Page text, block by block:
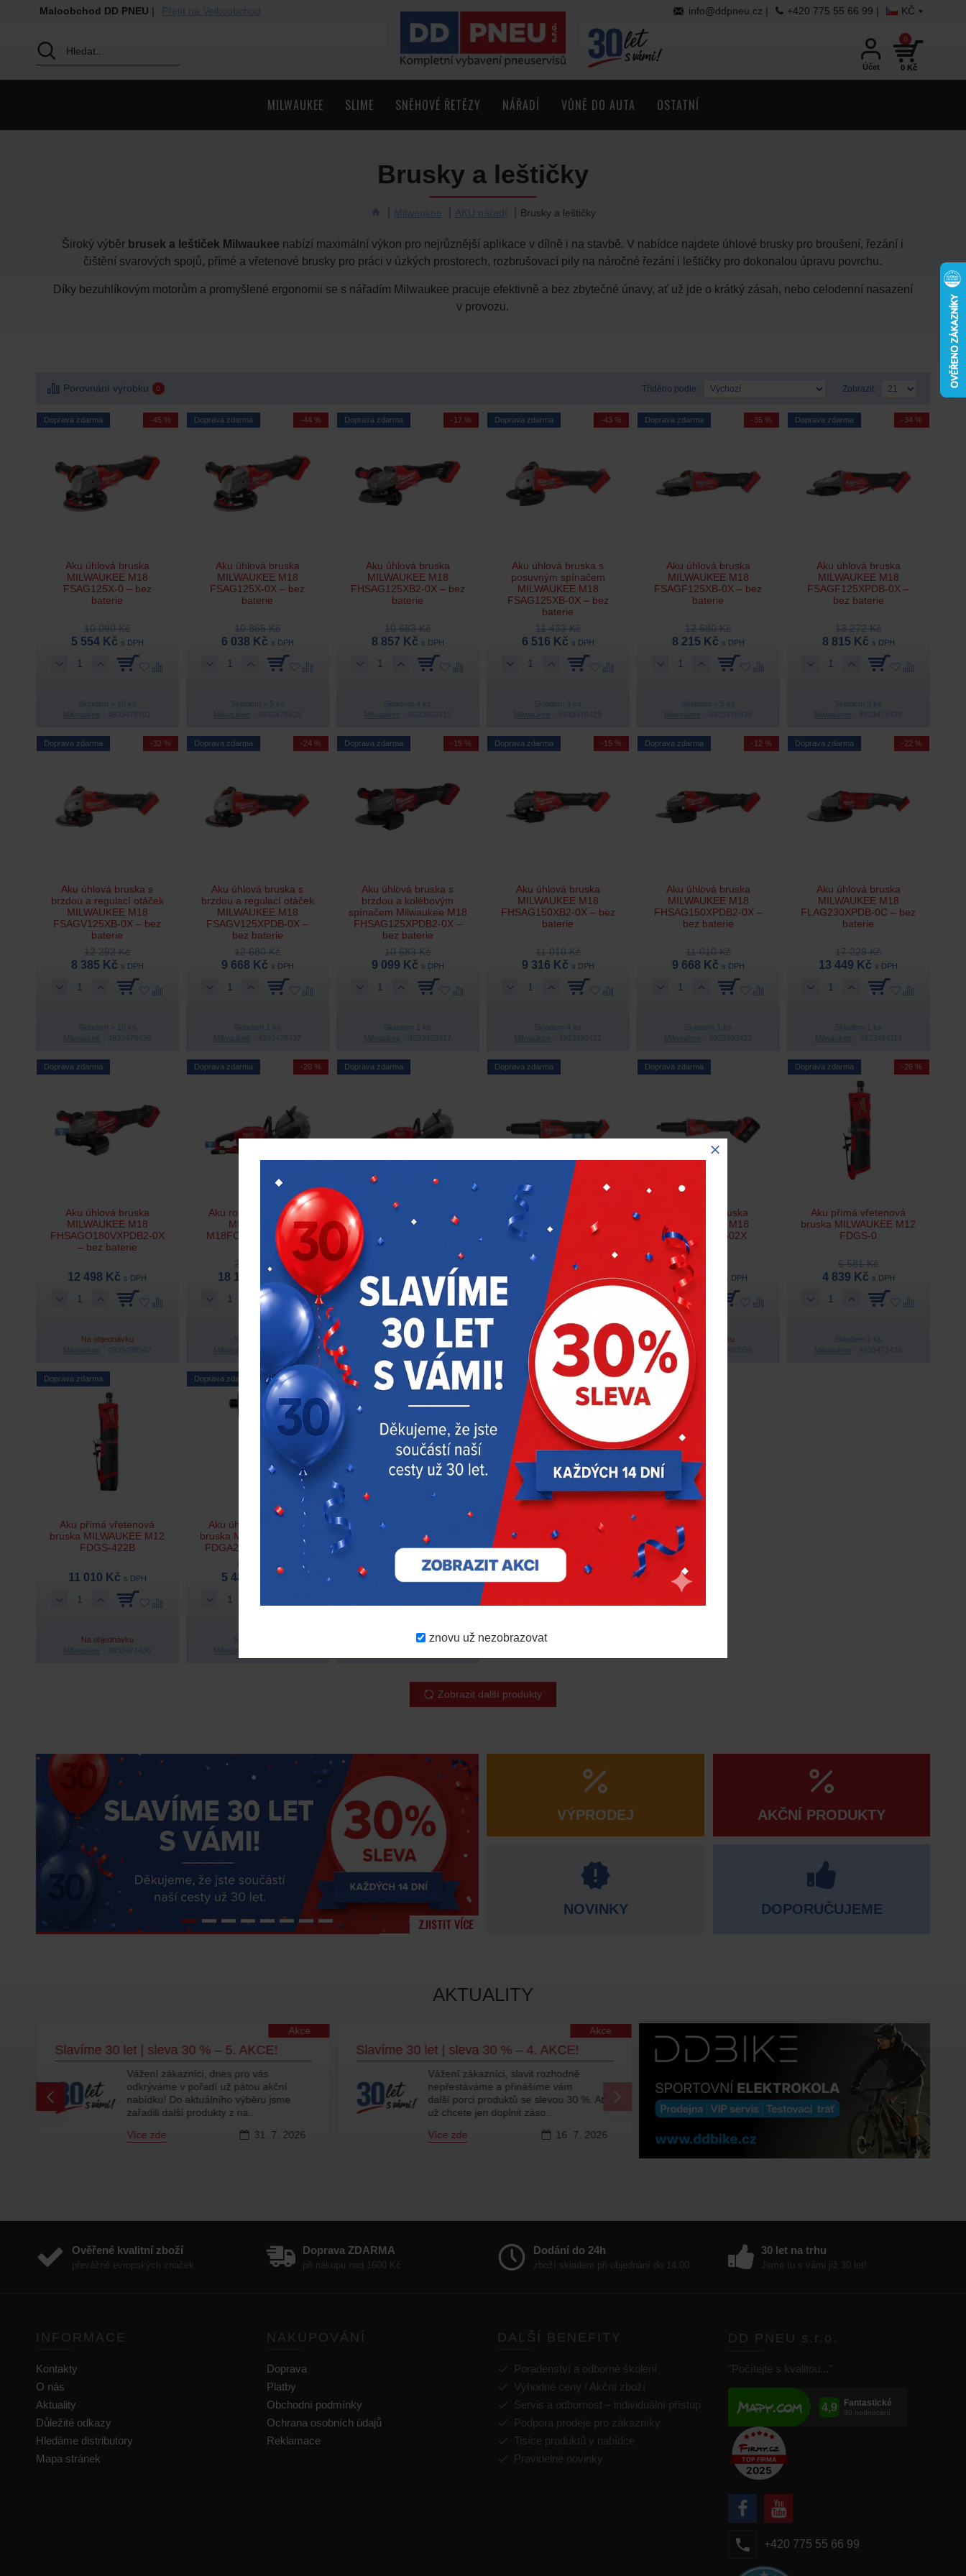
znovu už nezobrazovat
Maloobchod DD PNEU | Přejít na Velkoobchod KČ
info@ddpneu.cz | +420 775 55 66 99 |
Účet 0 Kč
0
MILWAUKEE SLIME SNĚHOVÉ ŘETĚZY NÁŘADÍ VŮNĚ DO AUTA OSTATNÍ
Milwaukee AKU nářadí Brusky a leštičky
Brusky a leštičky
Široký výběr brusek a leštiček Milwaukee nabízí maximální výkon pro nejrůznější aplikace v dílně i na stavbě. V nabídce najdete úhlové brusky pro broušení, řezání i
čištění svarových spojů, přímé a vřetenové brusky pro práci v úzkých prostorech, rozbrušovací pily na náročné řezání i leštičky pro dokonalou úpravu povrchu.
Díky bezuhlíkovým motorům a promyšlené ergonomii se s nářadím Milwaukee pracuje efektivně a bez zbytečné únavy, ať už jde o krátký zásah, nebo celodenní nasazení
v provozu.
Porovnání výrobku 0 Tříděno podle: Zobrazit:
Doprava zdarma -45 %
Aku úhlová bruska
MILWAUKEE M18
FSAG125X-0 – bez
baterie
10 090 Kč
5 554 Kč s DPH
Skladem > 10 ks
Doprava zdarma -44 %
Aku úhlová bruska
MILWAUKEE M18
FSAG125X-0X – bez
baterie
10 865 Kč
6 038 Kč s DPH
Skladem > 5 ks
Doprava zdarma -17 %
Aku úhlová bruska
MILWAUKEE M18
FHSAG125XB2-0X – bez
baterie
10 683 Kč
8 857 Kč s DPH
Skladem 4 ks
Doprava zdarma -43 %
Aku úhlová bruska s
posuvným spínačem
MILWAUKEE M18
FSAG125XB-0X – bez
baterie
11 433 Kč
6 516 Kč s DPH
Skladem 3 ks
Doprava zdarma -35 %
Aku úhlová bruska
MILWAUKEE M18
FSAGF125XB-0X – bez
baterie
12 680 Kč
8 215 Kč s DPH
Skladem > 5 ks
Doprava zdarma -34 %
Aku úhlová bruska
MILWAUKEE M18
FSAGF125XPDB-0X –
bez baterie
13 272 Kč
8 815 Kč s DPH
Skladem 2 ks
Doprava zdarma -32 %
Aku úhlová bruska s
brzdou a regulací otáček
MILWAUKEE M18
FSAGV125XB-0X – bez
baterie
12 292 Kč
8 385 Kč s DPH
Skladem > 10 ks
Doprava zdarma -24 %
Aku úhlová bruska s
brzdou a regulací otáček
MILWAUKEE M18
FSAGV125XPDB-0X –
bez baterie
12 680 Kč
9 668 Kč s DPH
Skladem 1 ks
Doprava zdarma -15 %
Aku úhlová bruska s
brzdou a kolébovým
spínačem Milwaukee M18
FHSAG125XPDB2-0X –
bez baterie
10 683 Kč
9 099 Kč s DPH
Skladem 1 ks
Doprava zdarma -15 %
Aku úhlová bruska
MILWAUKEE M18
FHSAG150XB2-0X – bez
baterie
11 010 Kč
9 316 Kč s DPH
Skladem 4 ks
Doprava zdarma -12 %
Aku úhlová bruska
MILWAUKEE M18
FHSAG150XPDB2-0X –
bez baterie
11 010 Kč
9 668 Kč s DPH
Skladem 1 ks
Doprava zdarma -22 %
Aku úhlová bruska
MILWAUKEE M18
FLAG230XPDB-0C – bez
baterie
17 229 Kč
13 449 Kč s DPH
Skladem 1 ks
Doprava zdarma
Aku úhlová bruska
MILWAUKEE M18
FHSAGO180VXPDB2-0X
– bez baterie
12 498 Kč s DPH
Na objednávku
Doprava zdarma -20 %
4933471696
Aku rozbrušovací pila
MILWAUKEE
M18FCOS230-0 – bez
22 589 Kč
18 138 Kč s DPH
Skladem 1 ks
Doprava zdarma
Milwaukee 4933499175
Aku rozbrušovací pila
MILWAUKEE M18
FCOS230-121
30 031 Kč s DPH
Na objednávku
Doprava zdarma
Milwaukee 4933480955
Aku přímá bruska
MILWAUKEE M18
FDGROVB-0X – bez
baterie
11 373 Kč s DPH
Na objednávku
Doprava zdarma
Milwaukee
Aku přímá bruska
MILWAUKEE M18
FDGROVB-502X
20 811 Kč s DPH
Na objednávku
Doprava zdarma -26 %
Aku přímá vřetenová
bruska MILWAUKEE M12
FDGS-0
6 581 Kč
4 839 Kč s DPH
Skladem 1 ks
Doprava zdarma
Aku přímá vřetenová
bruska MILWAUKEE M12
FDGS-422B
11 010 Kč s DPH
Na objednávku
Doprava zdarma -16 %
Aku úhlová vřetenová
bruska MILWAUKEE M12
FDGA2-0 – bez baterie
6 521 Kč
5 487 Kč
Skladem 1 ks
Doprava zdarma
Aku úhlová vřetenová
bruska MILWAUKEE M12
FDGA2-522B
11 010 Kč
Na objednávku
Zobrazit další produkty
ZJISTIT VÍCE
VÝPRODEJ
NOVINKY
AKČNÍ PRODUKTY
DOPORUČUJEME
AKTUALITY
Slavíme 30 let | sleva 30 % – 5. AKCE!
Akce
31. 7. 2026
Vážení zákazníci, dnes pro vás
odkrýváme v pořadí už pátou akční
nabídku! Do aktuálního výběru jsme
zařadili další produkty z na..
Více zde
Slavíme 30 let | sleva 30 % – 4. AKCE!
Akce
16. 7. 2026
Vážení zákazníci, slavit rozhodně
nepřestáváme a přinášíme vám
další porci produktů se slevou 30 %. Ať
už chcete jen doplnit záso..
Více zde
Ověřené kvalitní zboží
převážně evropských značek
Doprava ZDARMA
při nákupu nad 1600 Kč
Dodání do 24h
zboží skladem při objednání do 14:00
30 let na trhu
Jsme tu s vámi již 30 let!
INFORMACE
Kontakty
O nás
Aktuality
Důležité odkazy
Hledáme distributory
Mapa stránek
NAKUPOVÁNÍ
Doprava
Platby
Obchodní podmínky
Ochrana osobních údajů
Reklamace
DALŠÍ BENEFITY
Poradenství a odborné školení
Výhodné ceny / Akční zboží
Servis a odbornost – individuální přístup
Podpora prodeje pro zákazníky
Tisíce produktů v nabídce
Pravidelné novinky
DD PNEU s.r.o.
"Počítejte s kvalitou..."
+420 775 55 66 99